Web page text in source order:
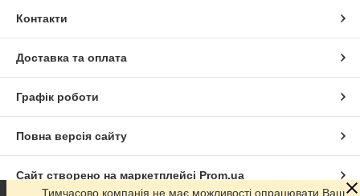
Контакти
Доставка та оплата
Графік роботи
Повна версія сайту
Сайт створено на маркетплейсі Prom.ua
Тимчасово компанія не має можливості опрацювати Ваш